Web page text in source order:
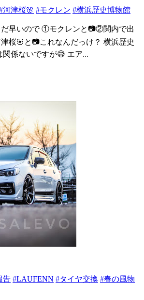
河津桜🌸 #モクレン #横浜歴史博物館
だ早いので ①モクレンと📷️②関内で出
桜🌸と📷️これなんだっけ？ 横浜歴史
係ないですが😅 エア...
告 #LAUFENN #タイヤ交換 #春の風物